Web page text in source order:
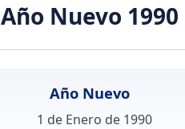
Año Nuevo 1990
Año Nuevo
1 de Enero de 1990